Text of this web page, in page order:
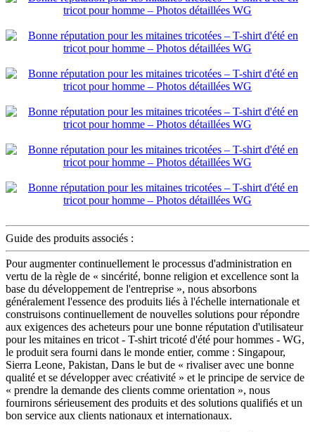
Guide des produits associés :
Pour augmenter continuellement le processus d'administration en
vertu de la règle de « sincérité, bonne religion et excellence sont la
base du développement de l'entreprise », nous absorbons
généralement l'essence des produits liés à l'échelle internationale et
construisons continuellement de nouvelles solutions pour répondre
aux exigences des acheteurs pour une bonne réputation d'utilisateur
pour les mitaines en tricot - T-shirt tricoté d'été pour hommes - WG,
le produit sera fourni dans le monde entier, comme : Singapour,
Sierra Leone, Pakistan, Dans le but de « rivaliser avec une bonne
qualité et se développer avec créativité » et le principe de service de
« prendre la demande des clients comme orientation », nous
fournirons sérieusement des produits et des solutions qualifiés et un
bon service aux clients nationaux et internationaux.